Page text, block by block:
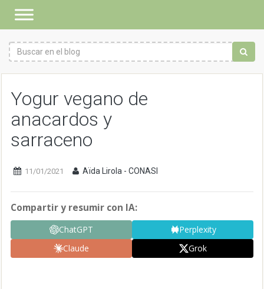
Yogur vegano de
anacardos y
sarraceno
11/01/2021 Aïda Lirola - CONASI
Compartir y resumir con IA:
ChatGPT
Perplexity
Claude
Grok